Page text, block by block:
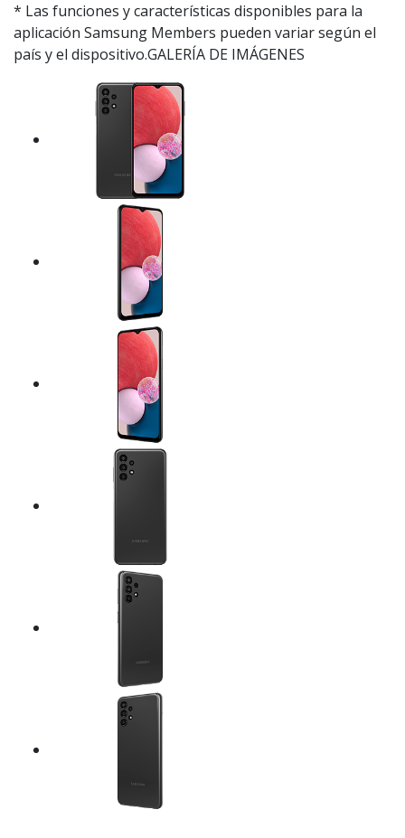
* Las funciones y características disponibles para la
aplicación Samsung Members pueden variar según el
país y el dispositivo.GALERÍA DE IMÁGENES